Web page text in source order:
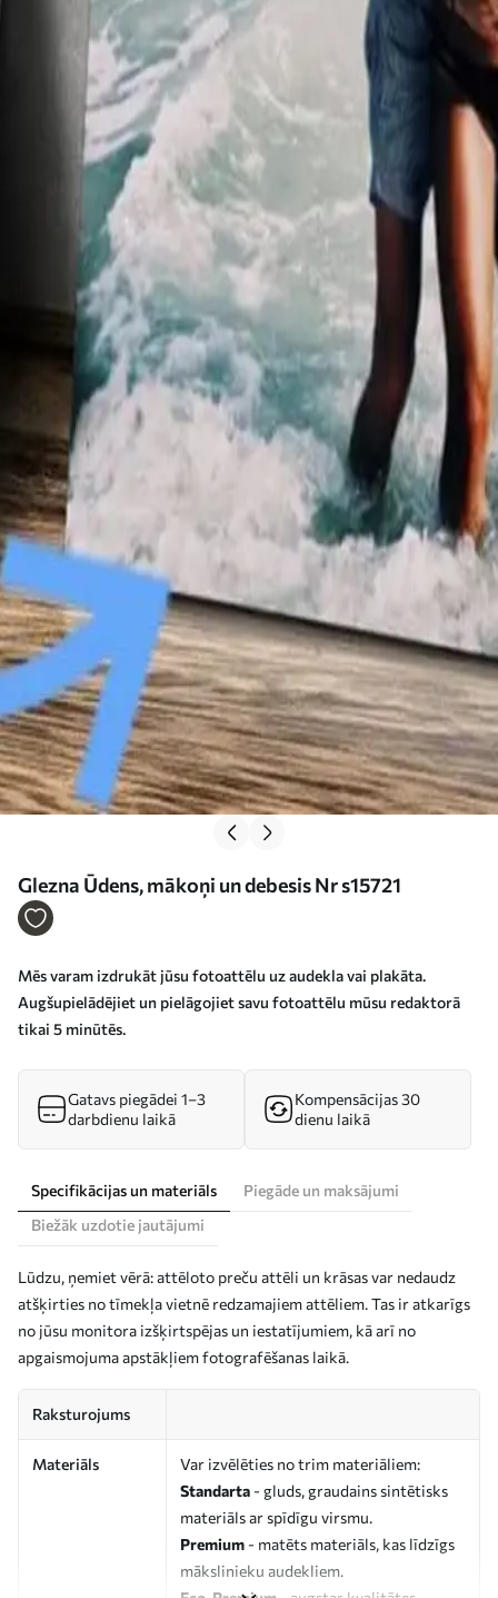
Glezna Ūdens, mākoņi un debesis Nr s15721
Mēs varam izdrukāt jūsu fotoattēlu uz audekla vai plakāta.
Augšupielādējiet un pielāgojiet savu fotoattēlu mūsu redaktorā
tikai 5 minūtēs.
Gatavs piegādei 1–3
darbdienu laikā
Kompensācijas 30
dienu laikā
Specifikācijas un materiāls
Piegāde un maksājumi
Biežāk uzdotie jautājumi
Lūdzu, ņemiet vērā: attēloto preču attēli un krāsas var nedaudz
atšķirties no tīmekļa vietnē redzamajiem attēliem. Tas ir atkarīgs
no jūsu monitora izšķirtspējas un iestatījumiem, kā arī no
apgaismojuma apstākļiem fotografēšanas laikā.
Raksturojums
Materiāls
Var izvēlēties no trim materiāliem:
Standarta - gluds, graudains sintētisks
materiāls ar spīdīgu virsmu.
Premium - matēts materiāls, kas līdzīgs
mākslinieku audekliem.